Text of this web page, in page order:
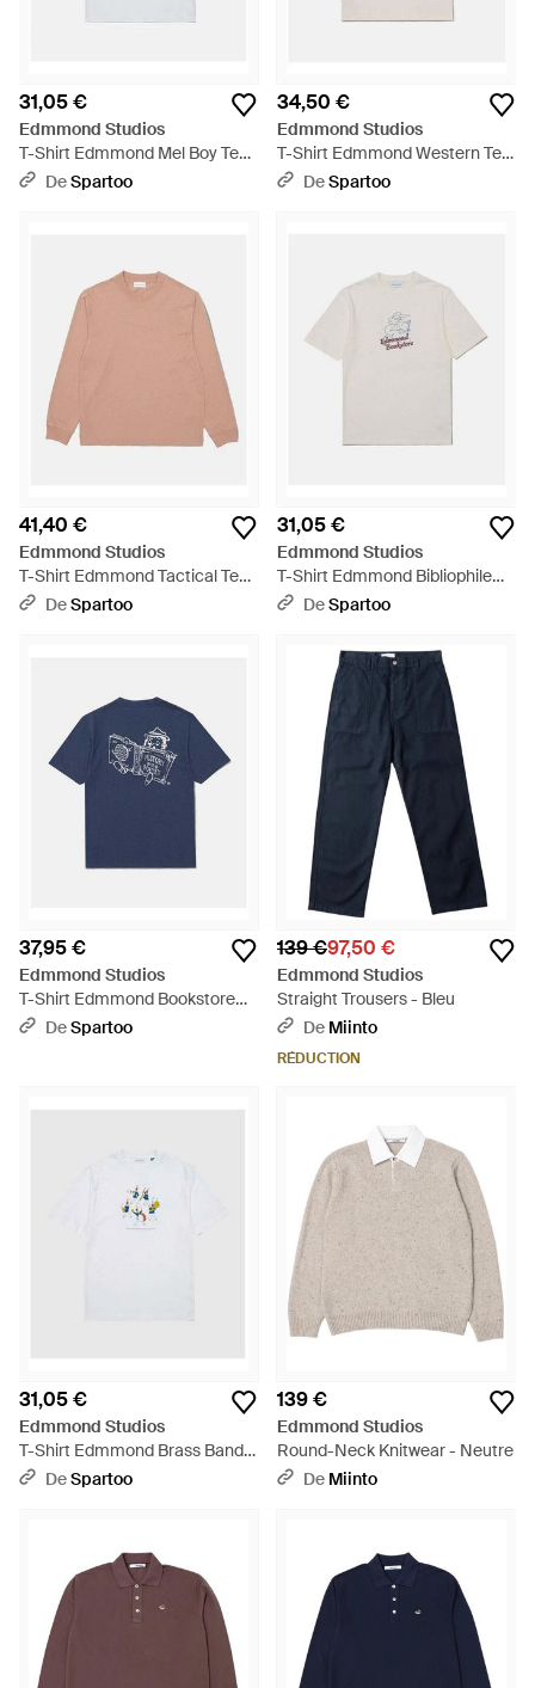
31,05 €
Edmmond Studios
T-Shirt Edmmond Mel Boy Tee
- Blanc
DeSpartoo
34,50 €
Edmmond Studios
T-Shirt Edmmond Western Tee
Ecru - Blanc
DeSpartoo
41,40 €
Edmmond Studios
T-Shirt Edmmond Tactical Tee
Copper - Rose
DeSpartoo
31,05 €
Edmmond Studios
T-Shirt Edmmond Bibliophile
Tee Ecru - Blanc
DeSpartoo
37,95 €
Edmmond Studios
T-Shirt Edmmond Bookstore
Tee - Bleu
DeSpartoo
139 €97,50 €
Edmmond Studios
Straight Trousers - Bleu
De Miinto
RÉDUCTION
31,05 €
Edmmond Studios
T-Shirt Edmmond Brass Band
Tee - Blanc
DeSpartoo
139 €
Edmmond Studios
Round-Neck Knitwear - Neutre
De Miinto